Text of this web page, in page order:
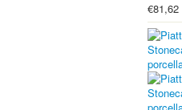
€81,62